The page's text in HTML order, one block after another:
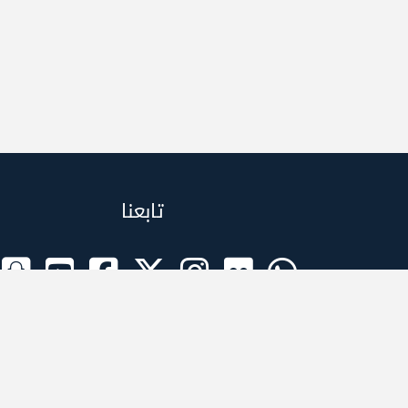
تابعنا